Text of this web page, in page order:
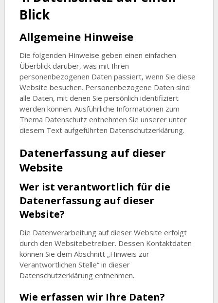
Blick
Allgemeine Hinweise
Die folgenden Hinweise geben einen einfachen
Überblick darüber, was mit Ihren
personenbezogenen Daten passiert, wenn Sie diese
Website besuchen. Personenbezogene Daten sind
alle Daten, mit denen Sie persönlich identifiziert
werden können. Ausführliche Informationen zum
Thema Datenschutz entnehmen Sie unserer unter
diesem Text aufgeführten Datenschutzerklärung.
Datenerfassung auf dieser
Website
Wer ist verantwortlich für die
Datenerfassung auf dieser
Website?
Die Datenverarbeitung auf dieser Website erfolgt
durch den Websitebetreiber. Dessen Kontaktdaten
können Sie dem Abschnitt „Hinweis zur
Verantwortlichen Stelle“ in dieser
Datenschutzerklärung entnehmen.
Wie erfassen wir Ihre Daten?